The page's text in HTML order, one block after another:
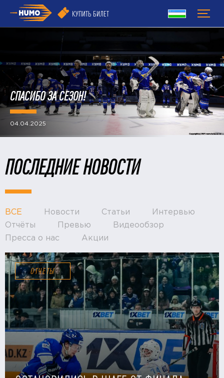
КУПИТЬ БИЛЕТ
СПАСИБО ЗА СЕЗОН!
04.04.2025
ПОСЛЕДНИЕ НОВОСТИ
ВСЕ Новости Статьи
Интервью
Отчёты
Превью
Видеообзор
Пресса о нас
Акции
ОТЧЕТЫ